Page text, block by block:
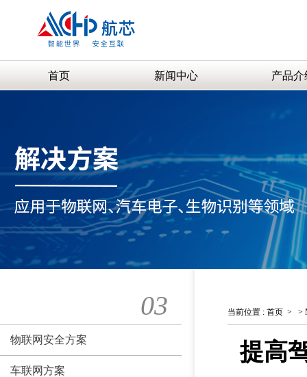
首页 新闻中心 产品介
03
物联网安全方案
车联网方案
当前位置 : 首页 > >
提高